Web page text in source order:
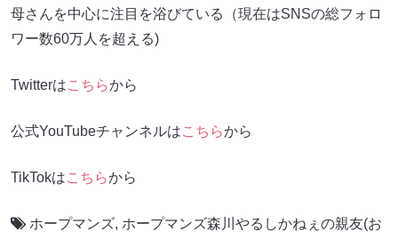
母さんを中心に注目を浴びている（現在はSNSの総フォロ
ワー数60万人を超える)
Twitterはこちらから
公式YouTubeチャンネルはこちらから
TikTokはこちらから
ホープマンズ, ホープマンズ森川やるしかねぇの親友(お